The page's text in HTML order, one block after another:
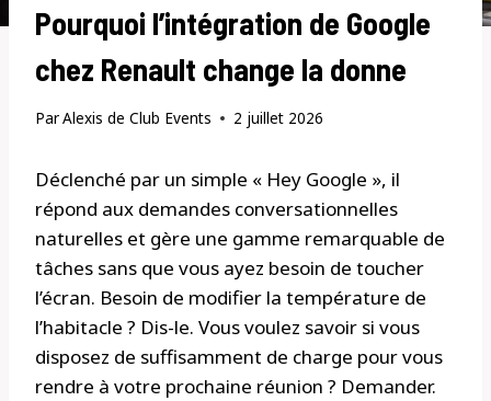
Pourquoi l’intégration de Google
chez Renault change la donne
ParAlexis de Club Events 2 juillet 2026
Déclenché par un simple « Hey Google », il
répond aux demandes conversationnelles
naturelles et gère une gamme remarquable de
tâches sans que vous ayez besoin de toucher
l’écran. Besoin de modifier la température de
l’habitacle ? Dis-le. Vous voulez savoir si vous
disposez de suffisamment de charge pour vous
rendre à votre prochaine réunion ? Demander.